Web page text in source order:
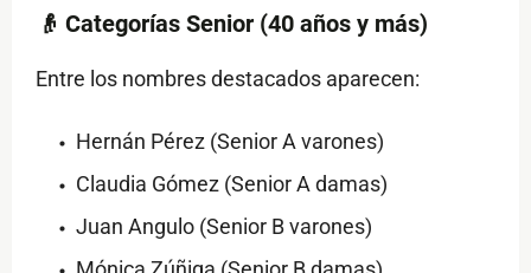
👴 Categorías Senior (40 años y más)
Entre los nombres destacados aparecen:
Hernán Pérez (Senior A varones)
Claudia Gómez (Senior A damas)
Juan Angulo (Senior B varones)